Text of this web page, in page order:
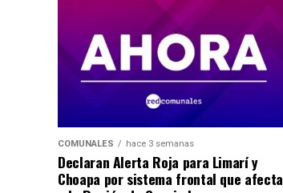
COMUNALES hace 3 semanas
Declaran Alerta Roja para Limarí y
Choapa por sistema frontal que afecta